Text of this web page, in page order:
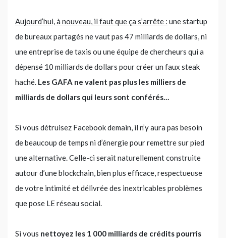
Aujourd’hui, à nouveau, il faut que ça s’arrête : une startup
de bureaux partagés ne vaut pas 47 milliards de dollars, ni
une entreprise de taxis ou une équipe de chercheurs qui a
dépensé 10 milliards de dollars pour créer un faux steak
haché. Les GAFA ne valent pas plus les milliers de
milliards de dollars qui leurs sont conférés…
Si vous détruisez Facebook demain, il n’y aura pas besoin
de beaucoup de temps ni d’énergie pour remettre sur pied
une alternative. Celle-ci serait naturellement construite
autour d’une blockchain, bien plus efficace, respectueuse
de votre intimité et délivrée des inextricables problèmes
que pose LE réseau social.
Si vous nettoyez les 1 000 milliards de crédits pourris